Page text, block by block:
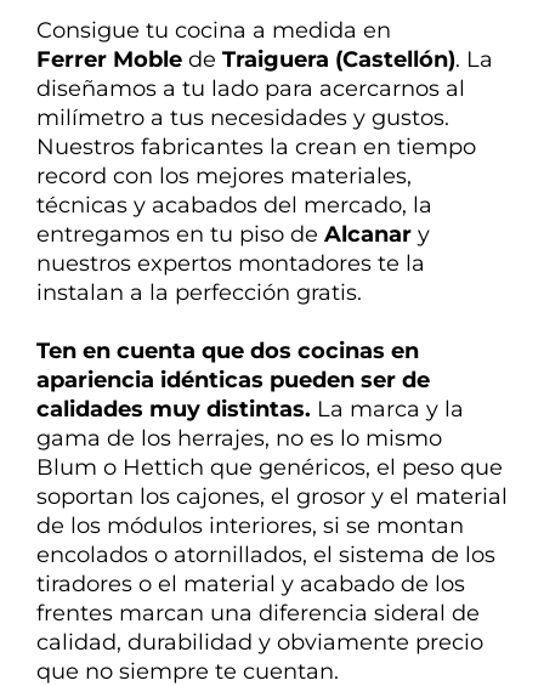
decoración te ayuda en todo
Consigue tu cocina a medida en
Ferrer Moble de Traiguera (Castellón). La
diseñamos a tu lado para acercarnos al
milímetro a tus necesidades y gustos.
Nuestros fabricantes la crean en tiempo
record con los mejores materiales,
técnicas y acabados del mercado, la
entregamos en tu piso de Alcanar y
nuestros expertos montadores te la
instalan a la perfección gratis.
Ten en cuenta que dos cocinas en
apariencia idénticas pueden ser de
calidades muy distintas. La marca y la
gama de los herrajes, no es lo mismo
Blum o Hettich que genéricos, el peso que
soportan los cajones, el grosor y el material
de los módulos interiores, si se montan
encolados o atornillados, el sistema de los
tiradores o el material y acabado de los
frentes marcan una diferencia sideral de
calidad, durabilidad y obviamente precio
que no siempre te cuentan.